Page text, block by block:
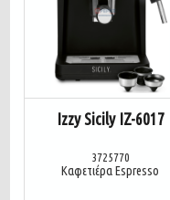
Izzy Sicily IZ-6017
3725770
Καφετιέρα Espresso